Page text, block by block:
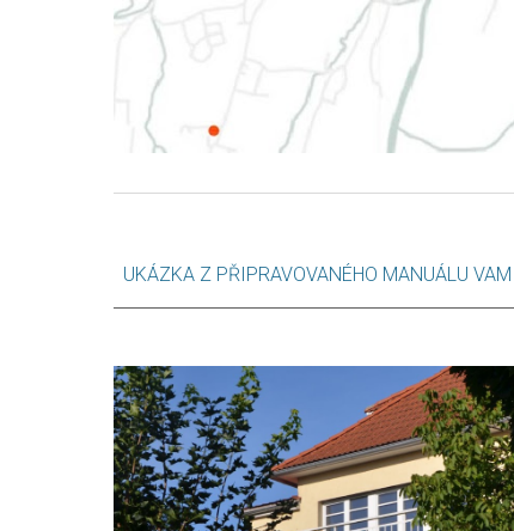
UKÁZKA Z PŘIPRAVOVANÉHO MANUÁLU VAM